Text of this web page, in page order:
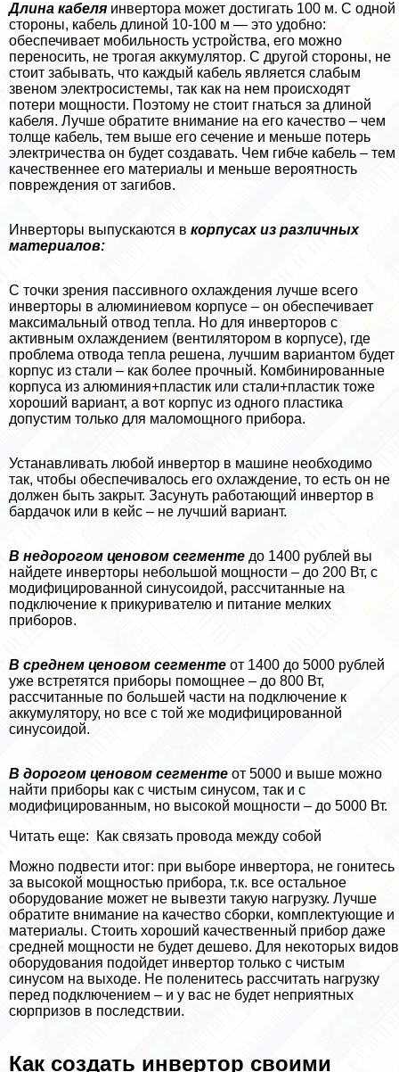
Длина кабеля инвертора может достигать 100 м. С одной
стороны, кабель длиной 10-100 м — это удобно:
обеспечивает мобильность устройства, его можно
переносить, не трогая аккумулятор. С другой стороны, не
стоит забывать, что каждый кабель является слабым
звеном электросистемы, так как на нем происходят
потери мощности. Поэтому не стоит гнаться за длиной
кабеля. Лучше обратите внимание на его качество – чем
толще кабель, тем выше его сечение и меньше потерь
электричества он будет создавать. Чем гибче кабель – тем
качественнее его материалы и меньше вероятность
повреждения от загибов.
Инверторы выпускаются в корпусах из различных
материалов:
С точки зрения пассивного охлаждения лучше всего
инверторы в алюминиевом корпусе – он обеспечивает
максимальный отвод тепла. Но для инверторов с
активным охлаждением (вентилятором в корпусе), где
проблема отвода тепла решена, лучшим вариантом будет
корпус из стали – как более прочный. Комбинированные
корпуса из алюминия+пластик или стали+пластик тоже
хороший вариант, а вот корпус из одного пластика
допустим только для маломощного прибора.
Устанавливать любой инвертор в машине необходимо
так, чтобы обеспечивалось его охлаждение, то есть он не
должен быть закрыт. Засунуть работающий инвертор в
бардачок или в кейс – не лучший вариант.
В недорогом ценовом сегменте до 1400 рублей вы
найдете инверторы небольшой мощности – до 200 Вт, с
модифицированной синусоидой, рассчитанные на
подключение к прикуривателю и питание мелких
приборов.
В среднем ценовом сегменте от 1400 до 5000 рублей
уже встретятся приборы помощнее – до 800 Вт,
рассчитанные по большей части на подключение к
аккумулятору, но все с той же модифицированной
синусоидой.
В дорогом ценовом сегменте от 5000 и выше можно
найти приборы как с чистым синусом, так и с
модифицированным, но высокой мощности – до 5000 Вт.
Читать еще:
Как связать провода между собой
Можно подвести итог: при выборе инвертора, не гонитесь
за высокой мощностью прибора, т.к. все остальное
оборудование может не вывезти такую нагрузку. Лучше
обратите внимание на качество сборки, комплектующие и
материалы. Стоить хороший качественный прибор даже
средней мощности не будет дешево. Для некоторых видов
оборудования подойдет инвертор только с чистым
синусом на выходе. Не поленитесь рассчитать нагрузку
перед подключением – и у вас не будет неприятных
сюрпризов в последствии.
Как создать инвертор своими